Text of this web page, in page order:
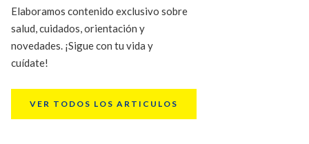
Elaboramos contenido exclusivo sobre
salud, cuidados, orientación y
novedades. ¡Sigue con tu vida y
cuídate!
VER TODOS LOS ARTICULOS